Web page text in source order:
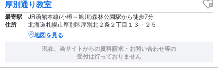
厚別通り教室
最寄駅 JR函館本線(小樽～旭川)森林公園駅から徒歩7分
住所 北海道札幌市厚別区厚別北２条２丁目１３－２５
地図を見る
現在、当サイトからの資料請求・お問い合わせ等の
受付は行っておりません